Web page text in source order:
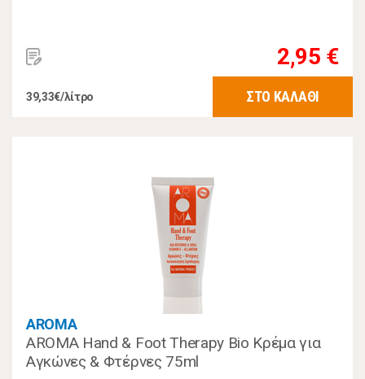
2,95 €
39,33€/λίτρο ΣΤΟ ΚΑΛΑΘΙ
AROMA
AROMA Hand & Foot Therapy Bio Κρέμα για
Αγκώνες & Φτέρνες 75ml